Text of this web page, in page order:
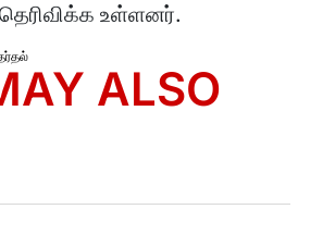
உள்ளனர்.
ALSO